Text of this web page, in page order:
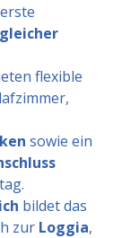
flexible
sowie ein
bildet das
zur Loggia,